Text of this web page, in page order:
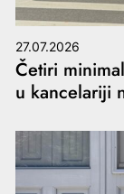
27.07.2026
Četiri
u kancelariji